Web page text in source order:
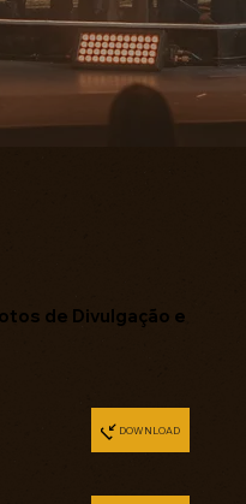
de Divulgação e